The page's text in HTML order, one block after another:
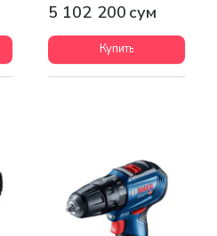
5 102 200 сум
Купить